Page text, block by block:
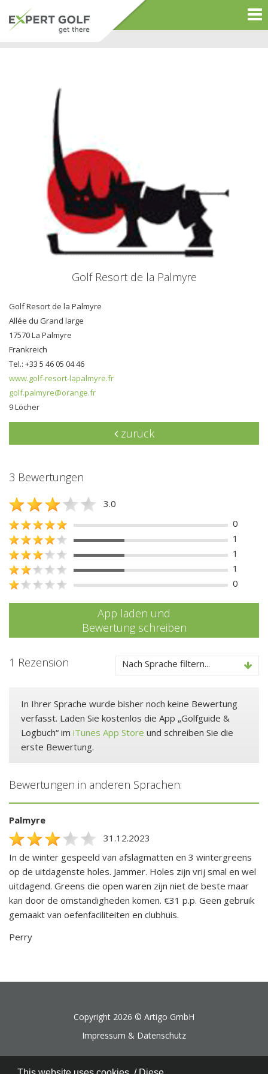
Golf Resort de la Palmyre
Golf Resort de la Palmyre
Allée du Grand large
17570 La Palmyre
Frankreich
Tel.: +33 5 46 05 04 46
www.golf-resort-lapalmyre.fr
golf.palmyre@orange.fr
9 Löcher
zurück
3 Bewertungen
3.0
0
1
1
1
0
App laden und
Bewertung schreiben
1 Rezension Nach Sprache filtern...
In Ihrer Sprache wurde bisher noch keine Bewertung
verfasst. Laden Sie kostenlos die App „Golfguide &
Logbuch“ im iTunes App Store und schreiben Sie die
erste Bewertung.
Bewertungen in anderen Sprachen:
Palmyre
31.12.2023
In de winter gespeeld van afslagmatten en 3 wintergreens
op de uitdagenste holes. Jammer. Holes zijn vrij smal en wel
uitdagend. Greens die open waren zijn niet de beste maar
kan door de omstandigheden komen. €31 p.p. Geen gebruik
gemaakt van oefenfaciliteiten en clubhuis.
Perry
Copyright 2026 © Artigo GmbH
Impressum & Datenschutz